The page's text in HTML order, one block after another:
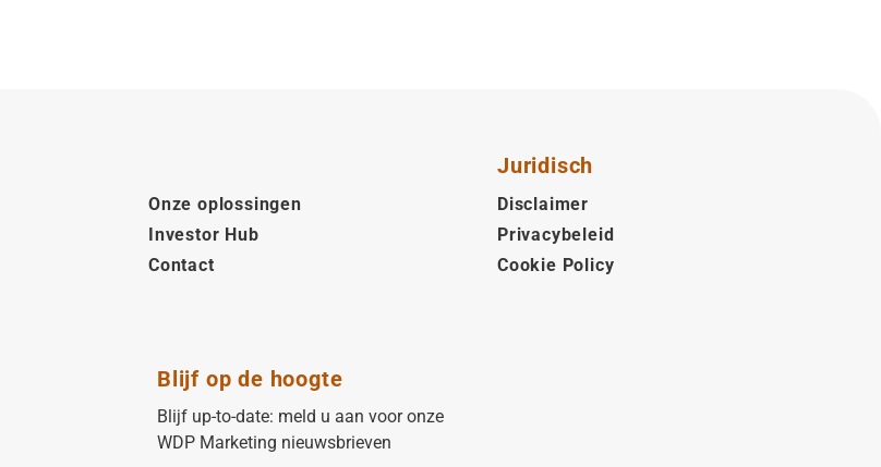
Onze oplossingen
Investor Hub
Contact
Juridisch
Disclaimer
Privacybeleid
Cookie Policy
Blijf op de hoogte
Blijf up-to-date: meld u aan voor onze
WDP Marketing nieuwsbrieven